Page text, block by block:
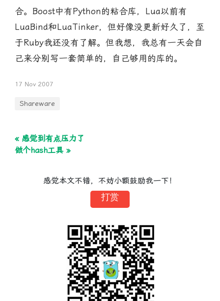
合。Boost中有Python的粘合库，Lua以前有
LuaBind和LuaTinker，但好像没更新好久了，至
于Ruby我还没有了解。但我想，我总有一天会自
己来分别写一套简单的，自己够用的库的。
17 Nov 2007
Shareware
« 感觉到有点压力了
做个hash工具 »
感觉本文不错，不妨小额鼓励我一下！
打赏